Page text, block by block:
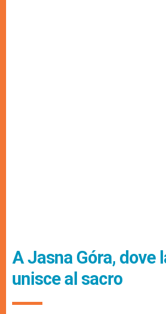
A Jasna Góra, dove
unisce al sacro